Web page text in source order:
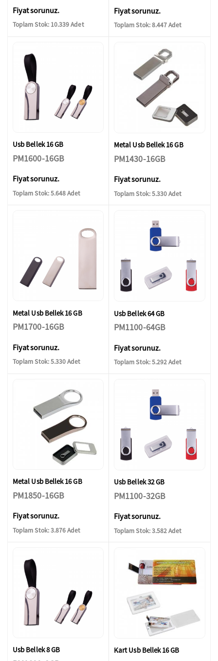
Fiyat sorunuz.
Toplam Stok: 10.339 Adet
Fiyat sorunuz.
Toplam Stok: 8.447 Adet
Usb Bellek 16 GB
PM1600-16GB
Fiyat sorunuz.
Toplam Stok: 5.648 Adet
Metal Usb Bellek 16 GB
PM1430-16GB
Fiyat sorunuz.
Toplam Stok: 5.330 Adet
Metal Usb Bellek 16 GB
PM1700-16GB
Fiyat sorunuz.
Toplam Stok: 5.330 Adet
Usb Bellek 64 GB
PM1100-64GB
Fiyat sorunuz.
Toplam Stok: 5.292 Adet
Metal Usb Bellek 16 GB
PM1850-16GB
Fiyat sorunuz.
Toplam Stok: 3.876 Adet
Usb Bellek 32 GB
PM1100-32GB
Fiyat sorunuz.
Toplam Stok: 3.582 Adet
Usb Bellek 8 GB Kart Usb Bellek 16 GB